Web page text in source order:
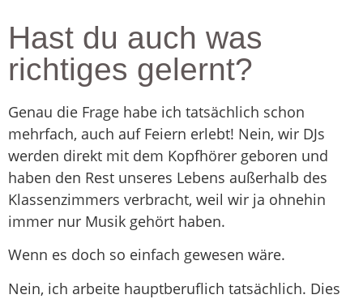
Hast du auch was
richtiges gelernt?
Genau die Frage habe ich tatsächlich schon
mehrfach, auch auf Feiern erlebt! Nein, wir DJs
werden direkt mit dem Kopfhörer geboren und
haben den Rest unseres Lebens außerhalb des
Klassenzimmers verbracht, weil wir ja ohnehin
immer nur Musik gehört haben.
Wenn es doch so einfach gewesen wäre.
Nein, ich arbeite hauptberuflich tatsächlich. Dies